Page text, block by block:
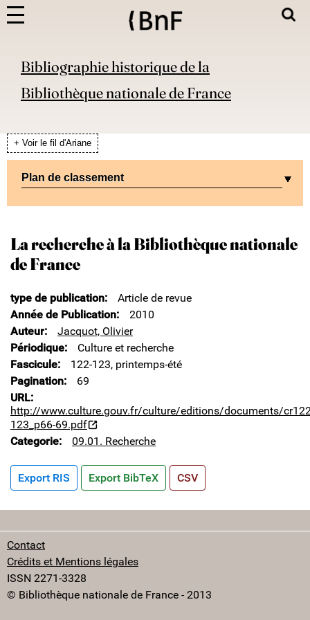
Bibliographie historique de la
Bibliothèque nationale de France
+ Voir le fil d'Ariane
Plan de classement
La recherche à la Bibliothèque nationale
de France
type de publication
Article de revue
Année de Publication
2010
Auteur
Jacquot, Olivier
Périodique
Culture et recherche
Fascicule
122-123, printemps-été
Pagination
69
URL
http://www.culture.gouv.fr/culture/editions/documents/
123_p66-69.pdf
Categorie
09.01. Recherche
Export RIS Export BibTeX CSV
Contact
Crédits et Mentions légales
ISSN 2271-3328
© Bibliothèque nationale de France - 2013